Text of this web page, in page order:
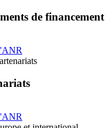
de financement